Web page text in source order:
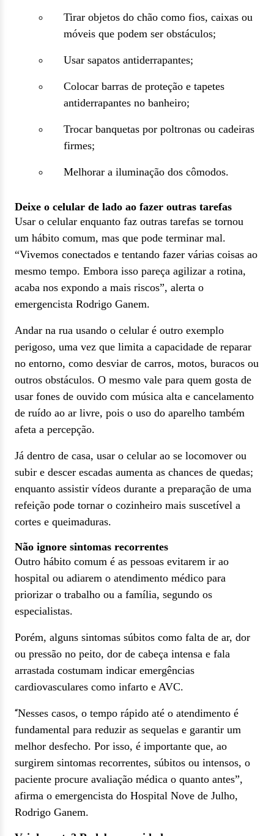
Tirar objetos do chão como fios, caixas ou
móveis que podem ser obstáculos;
Usar sapatos antiderrapantes;
Colocar barras de proteção e tapetes
antiderrapantes no banheiro;
Trocar banquetas por poltronas ou cadeiras
firmes;
Melhorar a iluminação dos cômodos.
Deixe o celular de lado ao fazer outras tarefas
Usar o celular enquanto faz outras tarefas se tornou
um hábito comum, mas que pode terminar mal.
“Vivemos conectados e tentando fazer várias coisas ao
mesmo tempo. Embora isso pareça agilizar a rotina,
acaba nos expondo a mais riscos”, alerta o
emergencista Rodrigo Ganem.
Andar na rua usando o celular é outro exemplo
perigoso, uma vez que limita a capacidade de reparar
no entorno, como desviar de carros, motos, buracos ou
outros obstáculos. O mesmo vale para quem gosta de
usar fones de ouvido com música alta e cancelamento
de ruído ao ar livre, pois o uso do aparelho também
afeta a percepção.
Já dentro de casa, usar o celular ao se locomover ou
subir e descer escadas aumenta as chances de quedas;
enquanto assistir vídeos durante a preparação de uma
refeição pode tornar o cozinheiro mais suscetível a
cortes e queimaduras.
Não ignore sintomas recorrentes
Outro hábito comum é as pessoas evitarem ir ao
hospital ou adiarem o atendimento médico para
priorizar o trabalho ou a família, segundo os
especialistas.
Porém, alguns sintomas súbitos como falta de ar, dor
ou pressão no peito, dor de cabeça intensa e fala
arrastada costumam indicar emergências
cardiovasculares como infarto e AVC.
“Nesses casos, o tempo rápido até o atendimento é
fundamental para reduzir as sequelas e garantir um
melhor desfecho. Por isso, é importante que, ao
surgirem sintomas recorrentes, súbitos ou intensos, o
paciente procure avaliação médica o quanto antes”,
afirma o emergencista do Hospital Nove de Julho,
Rodrigo Ganem.